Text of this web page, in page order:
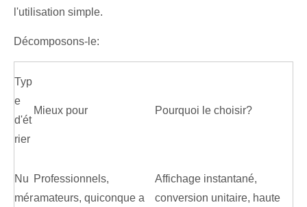
l'utilisation simple.
Décomposons-le:
Typ
e
d'ét
rier
Mieux pour Pourquoi le choisir?
Nu
mér
Professionnels,
amateurs, quiconque a
Affichage instantané,
conversion unitaire, haute